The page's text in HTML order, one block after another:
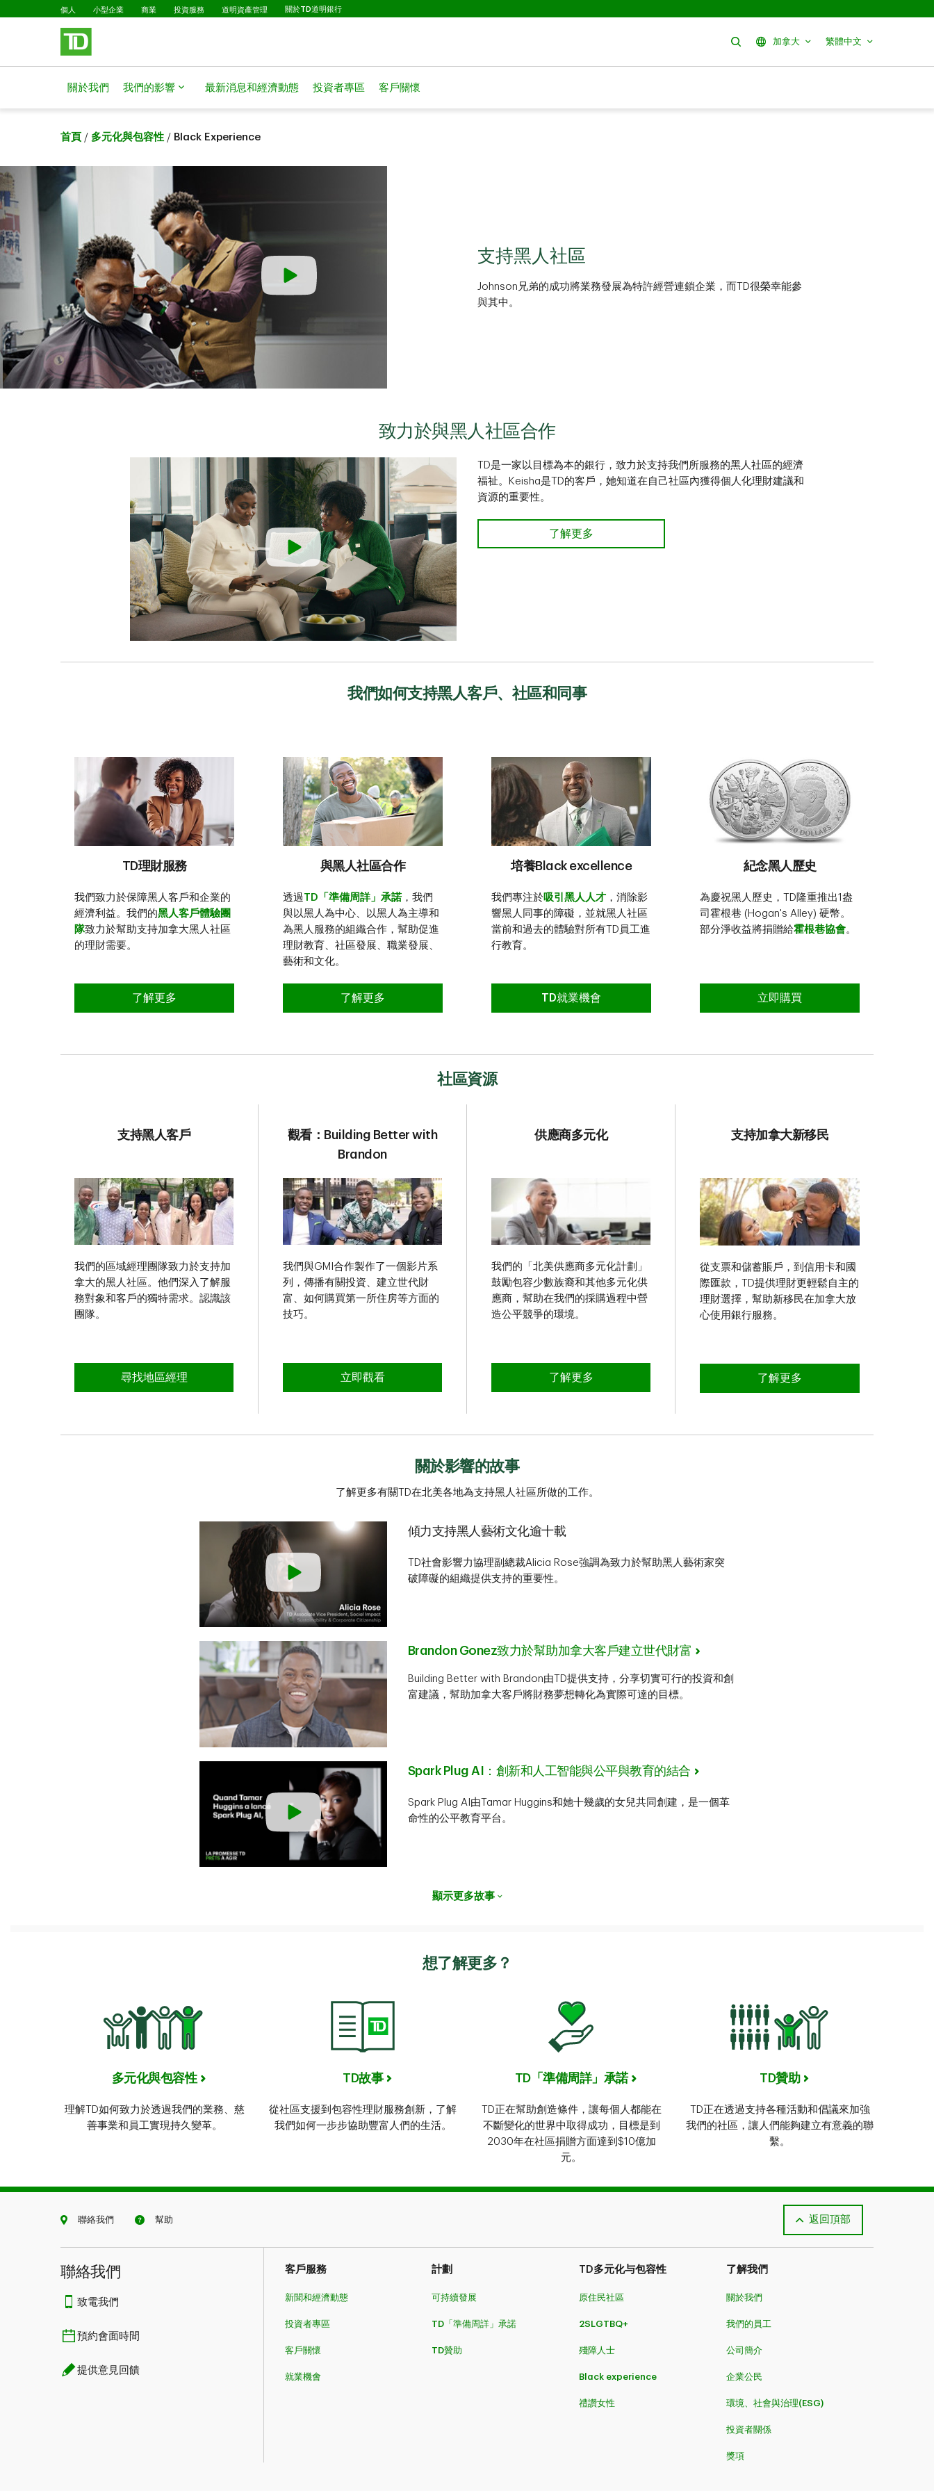
略過進入主要內容
個人 小型企業 商業 投資服務 道明資產管理 關於TD道明銀行
搜尋 加拿大 繁體中文
關於我們 我們的影響 最新消息和經濟動態 投資者專區 客戶關懷
首頁 / 多元化與包容性 / Black Experience
支持黑人社區
Johnson兄弟的成功將業務發展為特許經營連鎖企業，而TD很榮幸能參
與其中。
致力於與黑人社區合作
TD是一家以目標為本的銀行，致力於支持我們所服務的黑人社區的經濟
福祉。Keisha是TD的客戶，她知道在自己社區內獲得個人化理財建議和
資源的重要性。
了解更多
我們如何支持黑人客戶、社區和同事
TD理財服務
我們致力於保障黑人客戶和企業的
經濟利益。我們的黑人客戶體驗團
隊致力於幫助支持加拿大黑人社區
的理財需要。
了解更多
與黑人社區合作
透過 TD「準備周詳」承諾，我們
與以黑人為中心、以黑人為主導和
為黑人服務的組織合作，幫助促進
理財教育、社區發展、職業發展、
藝術和文化。
了解更多
培養Black excellence
我們專注於吸引黑人人才 ，消除影
響黑人同事的障礙，並就黑人社區
當前和過去的體驗對所有TD員工進
行教育。
TD就業機會
紀念黑人歷史
為慶祝黑人歷史，TD隆重推出1盎
司霍根巷 (Hogan's Alley) 硬幣。
部分淨收益將捐贈給霍根巷協會。
立即購買
社區資源
支持黑人客戶
我們的區域經理團隊致力於支持加
拿大的黑人社區。他們深入了解服
務對象和客戶的獨特需求。認識該
團隊。
關於支持黑人客戶
尋找地區經理
觀看：Building Better with
Brandon
我們與GMI合作製作了一個影片系
列，傳播有關投資、建立世代財
富、如何購買第一所住房等方面的
技巧。
Building Better with Brandon
立即觀看
供應商多元化
我們的「北美供應商多元化計劃」
鼓勵包容少數族裔和其他多元化供
應商，幫助在我們的採購過程中營
造公平競爭的環境。
關於供應商多元化
了解更多
支持加拿大新移民
從支票和儲蓄賬戶，到信用卡和國
際匯款，TD提供理財更輕鬆自主的
理財選擇，幫助新移民在加拿大放
心使用銀行服務。
關於支持加拿大新移民
了解更多
關於影響的故事
了解更多有關TD在北美各地為支持黑人社區所做的工作。
傾力支持黑人藝術文化逾十載
TD社會影響力協理副總裁Alicia Rose強調為致力於幫助黑人藝術家突
破障礙的組織提供支持的重要性。
Brandon Gonez致力於幫助加拿大客戶建立世代財富
Building Better with Brandon由TD提供支持，分享切實可行的投資和創
富建議，幫助加拿大客戶將財務夢想轉化為實際可達的目標。
Spark Plug AI：創新和人工智能與公平與教育的結合
Spark Plug AI由Tamar Huggins和她十幾歲的女兒共同創建，是一個革
命性的公平教育平台。
顯示更多故事
想了解更多？
多元化與包容性
理解TD如何致力於透過我們的業務、慈
善事業和員工實現持久變革。
TD故事
從社區支援到包容性理財服務創新，了解
我們如何一步步協助豐富人們的生活。
TD「準備周詳」承諾
TD正在幫助創造條件，讓每個人都能在
不斷變化的世界中取得成功，目標是到
2030年在社區捐贈方面達到$10億加
元。
TD贊助
TD正在透過支持各種活動和倡議來加強
我們的社區，讓人們能夠建立有意義的聯
繫。
聯絡我們 幫助 返回頂部
聯絡我們
致電我們
預約會面時間
提供意見回饋
客戶服務
新聞和經濟動態
投資者專區
客戶關懷
就業機會
計劃
可持續發展
TD「準備周詳」承諾
TD贊助
TD多元化与包容性
原住民社區
2SLGTBQ+
殘障人士
Black experience
禮讚女性
了解我們
關於我們
我們的員工
公司簡介
企業公民
環境、社會與治理(ESG)
投資者關係
獎項